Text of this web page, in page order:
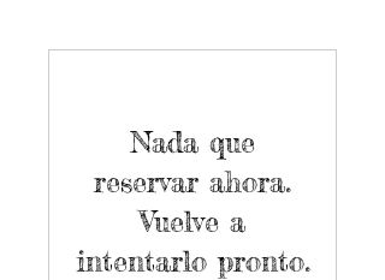
Nada que
reservar ahora.
Vuelve a
intentarlo pronto.